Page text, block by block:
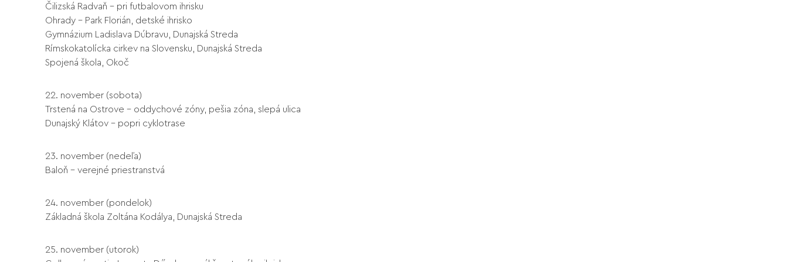
Čilizská Radvaň – pri futbalovom ihrisku
Ohrady – Park Florián, detské ihrisko
Gymnázium Ladislava Dúbravu, Dunajská Streda
Rímskokatolícka cirkev na Slovensku, Dunajská Streda
Spojená škola, Okoč
22. november (sobota)
Trstená na Ostrove – oddychové zóny, pešia zóna, slepá ulica
Dunajský Klátov – popri cyklotrase
23. november (nedeľa)
Baloň – verejné priestranstvá
24. november (pondelok)
Základná škola Zoltána Kodálya, Dunajská Streda
25. november (utorok)